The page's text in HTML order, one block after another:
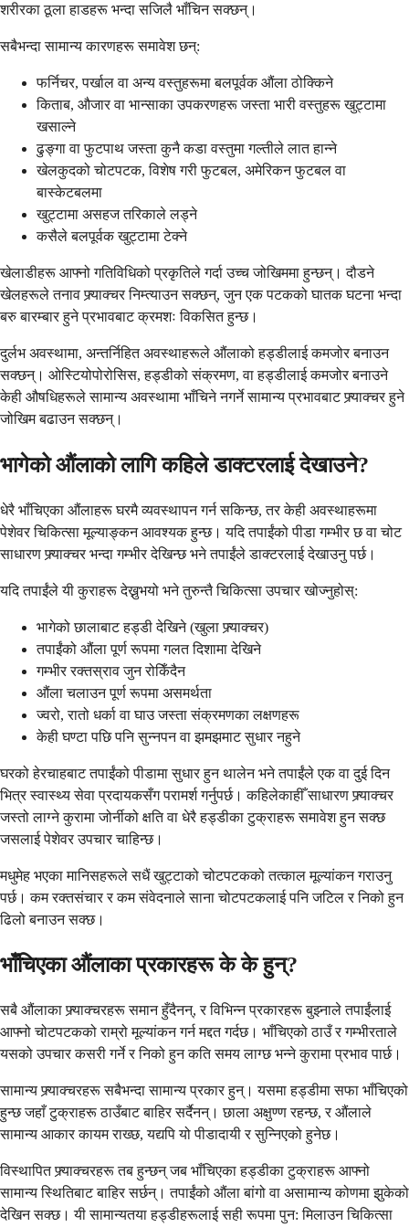
शरीरका ठूला हाडहरू भन्दा सजिलै भाँचिन सक्छन्।
सबैभन्दा सामान्य कारणहरू समावेश छन्:
फर्निचर, पर्खाल वा अन्य वस्तुहरूमा बलपूर्वक औंला ठोक्किने
किताब, औजार वा भान्साका उपकरणहरू जस्ता भारी वस्तुहरू खुट्टामा
खसाल्ने
ढुङ्गा वा फुटपाथ जस्ता कुनै कडा वस्तुमा गल्तीले लात हान्ने
खेलकुदको चोटपटक, विशेष गरी फुटबल, अमेरिकन फुटबल वा
बास्केटबलमा
खुट्टामा असहज तरिकाले लड्ने
कसैले बलपूर्वक खुट्टामा टेक्ने
खेलाडीहरू आफ्नो गतिविधिको प्रकृतिले गर्दा उच्च जोखिममा हुन्छन्। दौडने
खेलहरूले तनाव फ्र्याक्चर निम्त्याउन सक्छन्, जुन एक पटकको घातक घटना भन्दा
बरु बारम्बार हुने प्रभावबाट क्रमशः विकसित हुन्छ।
दुर्लभ अवस्थामा, अन्तर्निहित अवस्थाहरूले औंलाको हड्डीलाई कमजोर बनाउन
सक्छन्। ओस्टियोपोरोसिस, हड्डीको संक्रमण, वा हड्डीलाई कमजोर बनाउने
केही औषधिहरूले सामान्य अवस्थामा भाँचिने नगर्ने सामान्य प्रभावबाट फ्र्याक्चर हुने
जोखिम बढाउन सक्छन्।
भागेको औंलाको लागि कहिले डाक्टरलाई देखाउने?
धेरै भाँचिएका औंलाहरू घरमै व्यवस्थापन गर्न सकिन्छ, तर केही अवस्थाहरूमा
पेशेवर चिकित्सा मूल्याङ्कन आवश्यक हुन्छ। यदि तपाईंको पीडा गम्भीर छ वा चोट
साधारण फ्र्याक्चर भन्दा गम्भीर देखिन्छ भने तपाईंले डाक्टरलाई देखाउनु पर्छ।
यदि तपाईंले यी कुराहरू देख्नुभयो भने तुरुन्तै चिकित्सा उपचार खोज्नुहोस्:
भागेको छालाबाट हड्डी देखिने (खुला फ्र्याक्चर)
तपाईंको औंला पूर्ण रूपमा गलत दिशामा देखिने
गम्भीर रक्तस्राव जुन रोकिँदैन
औंला चलाउन पूर्ण रूपमा असमर्थता
ज्वरो, रातो धर्का वा घाउ जस्ता संक्रमणका लक्षणहरू
केही घण्टा पछि पनि सुन्नपन वा झमझमाट सुधार नहुने
घरको हेरचाहबाट तपाईंको पीडामा सुधार हुन थालेन भने तपाईंले एक वा दुई दिन
भित्र स्वास्थ्य सेवा प्रदायकसँग परामर्श गर्नुपर्छ। कहिलेकाहीँ साधारण फ्र्याक्चर
जस्तो लाग्ने कुरामा जोर्नीको क्षति वा धेरै हड्डीका टुक्राहरू समावेश हुन सक्छ
जसलाई पेशेवर उपचार चाहिन्छ।
मधुमेह भएका मानिसहरूले सधैं खुट्टाको चोटपटकको तत्काल मूल्यांकन गराउनु
पर्छ। कम रक्तसंचार र कम संवेदनाले साना चोटपटकलाई पनि जटिल र निको हुन
ढिलो बनाउन सक्छ।
भाँचिएका औंलाका प्रकारहरू के के हुन्?
सबै औंलाका फ्र्याक्चरहरू समान हुँदैनन्, र विभिन्न प्रकारहरू बुझ्नाले तपाईंलाई
आफ्नो चोटपटकको राम्रो मूल्यांकन गर्न मद्दत गर्दछ। भाँचिएको ठाउँ र गम्भीरताले
यसको उपचार कसरी गर्ने र निको हुन कति समय लाग्छ भन्ने कुरामा प्रभाव पार्छ।
सामान्य फ्र्याक्चरहरू सबैभन्दा सामान्य प्रकार हुन्। यसमा हड्डीमा सफा भाँचिएको
हुन्छ जहाँ टुक्राहरू ठाउँबाट बाहिर सर्दैनन्। छाला अक्षुण्ण रहन्छ, र औंलाले
सामान्य आकार कायम राख्छ, यद्यपि यो पीडादायी र सुन्निएको हुनेछ।
विस्थापित फ्र्याक्चरहरू तब हुन्छन् जब भाँचिएका हड्डीका टुक्राहरू आफ्नो
सामान्य स्थितिबाट बाहिर सर्छन्। तपाईंको औंला बांगो वा असामान्य कोणमा झुकेको
देखिन सक्छ। यी सामान्यतया हड्डीहरूलाई सही रूपमा पुन: मिलाउन चिकित्सा